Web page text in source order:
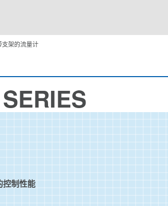
支架的流量计
控制性能